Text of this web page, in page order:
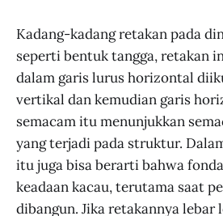
Kadang-kadang retakan pada
seperti bentuk tangga, retakan
dalam garis lurus horizontal
vertikal dan kemudian garis
semacam itu menunjukkan
yang terjadi pada struktur.
itu juga bisa berarti bahwa
keadaan kacau, terutama saat
dibangun. Jika retakannya